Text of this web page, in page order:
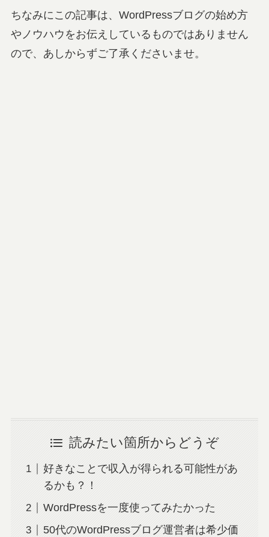
ちなみにこの記事は、WordPressブログの始め方
やノウハウをお伝えしているものではありません
ので、あしからずご了承くださいませ。
読みたい箇所からどうぞ
好きなことで収入が得られる可能性があ
るかも？！
WordPressを一度使ってみたかった
50代のWordPressブログ運営者は希少価